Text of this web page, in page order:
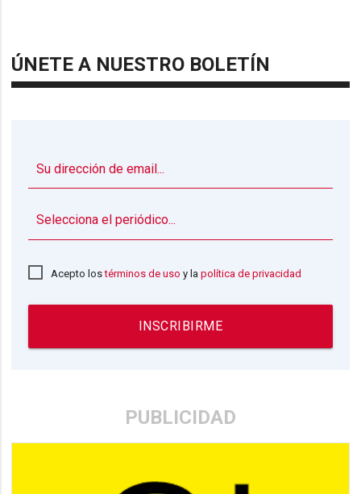
ÚNETE A NUESTRO BOLETÍN
Acepto lostérminos de uso y lapolítica de privacidad
INSCRIBIRME
PUBLICIDAD